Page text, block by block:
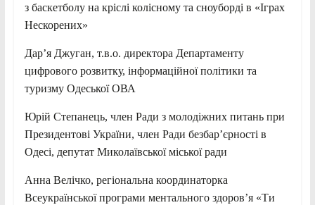
з баскетболу на кріслі колісному та сноуборді в «Іграх
Нескорених»
Дарʼя Джуган, т.в.о. директора Департаменту
цифрового розвитку, інформаційної політики та
туризму Одеської ОВА
Юрій Степанець, член Ради з молодіжних питань при
Президентові України, член Ради безбар’єрності в
Одесі, депутат Миколаївської міської ради
Анна Велічко, регіональна координаторка
Всеукраїнської програми ментального здоровʼя «Ти